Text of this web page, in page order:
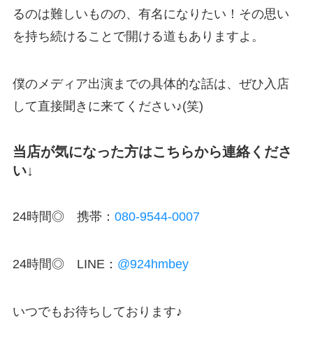
るのは難しいものの、有名になりたい！その思い
を持ち続けることで開ける道もありますよ。
僕のメディア出演までの具体的な話は、ぜひ入店
して直接聞きに来てください♪(笑)
当店が気になった方はこちらから連絡くださ
い↓
24時間◎ 携帯： 080-9544-0007
24時間◎ LINE： @924hmbey
いつでもお待ちしております♪